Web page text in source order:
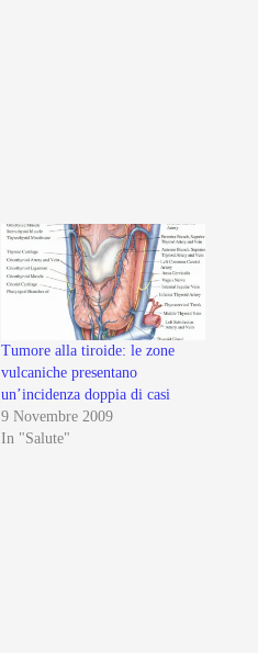
Tumore alla tiroide: le zone
vulcaniche presentano
un’incidenza doppia di casi
9 Novembre 2009
In "Salute"